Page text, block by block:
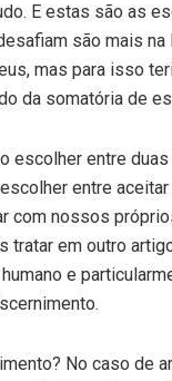
E estas são as
são mais na
mas para isso
da somatória de
escolher entre
entre
com nossos
tratar em outro
e
No caso de